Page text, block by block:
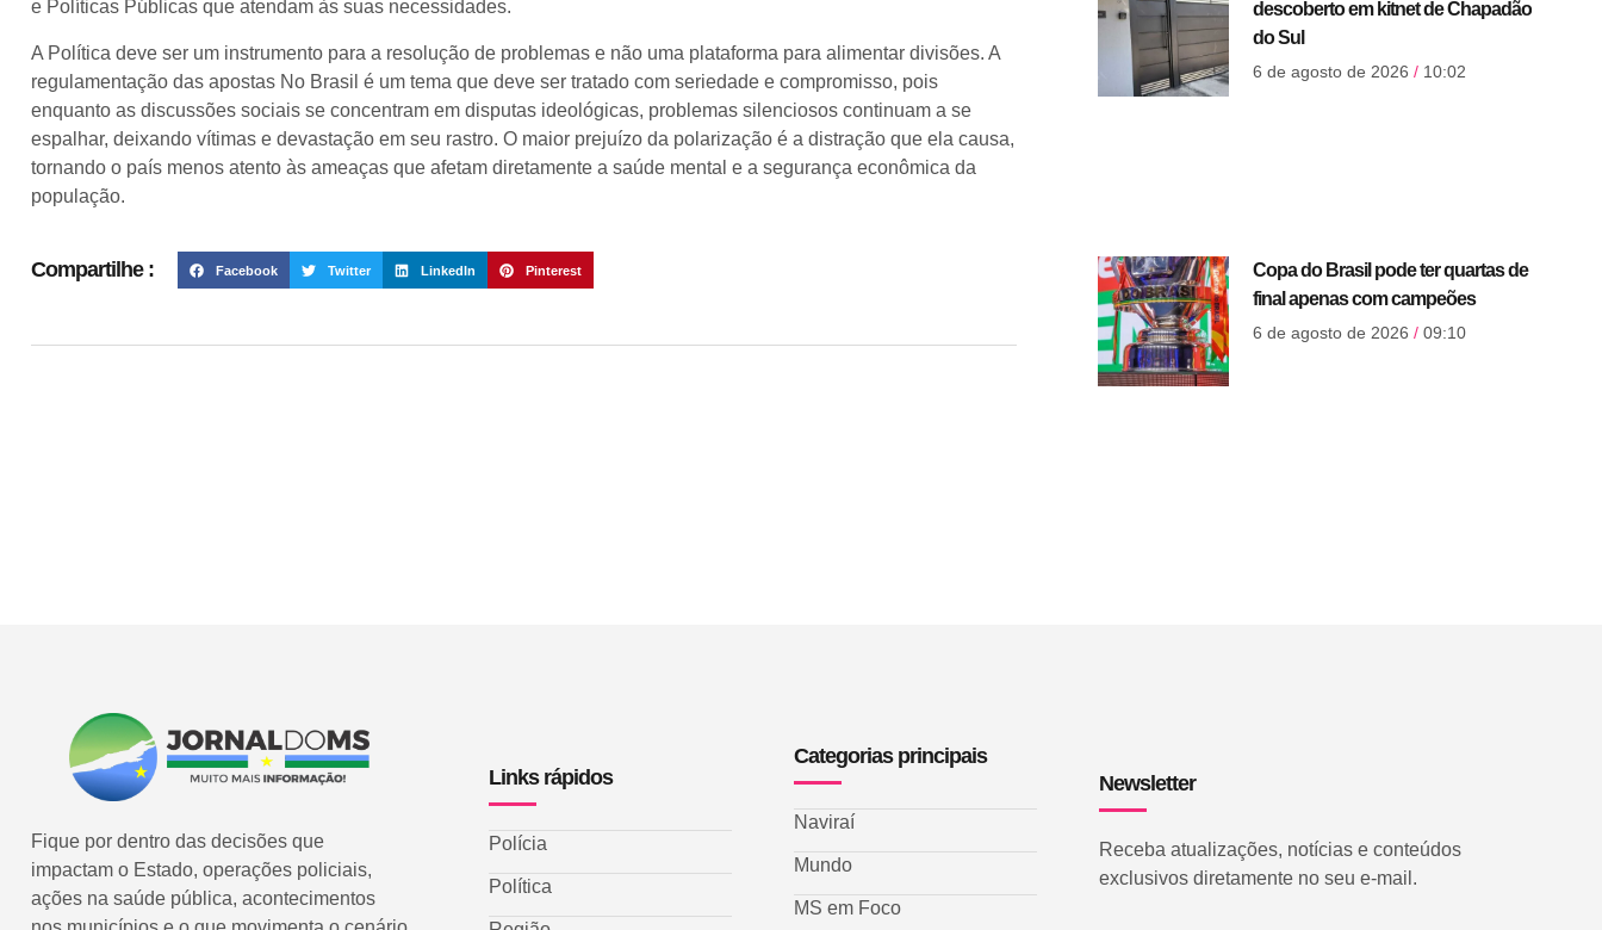
e Políticas Públicas que atendam às suas necessidades.
A Política deve ser um instrumento para a resolução de problemas e não uma plataforma para alimentar divisões. A
regulamentação das apostas No Brasil é um tema que deve ser tratado com seriedade e compromisso, pois
enquanto as discussões sociais se concentram em disputas ideológicas, problemas silenciosos continuam a se
espalhar, deixando vítimas e devastação em seu rastro. O maior prejuízo da polarização é a distração que ela causa,
tornando o país menos atento às ameaças que afetam diretamente a saúde mental e a segurança econômica da
população.
Compartilhe : Facebook Twitter LinkedIn Pinterest
descoberto em kitnet de Chapadão
do Sul
6 de agosto de 2026 10:02
Copa do Brasil pode ter quartas de
final apenas com campeões
6 de agosto de 2026 09:10
Fique por dentro das decisões que
impactam o Estado, operações policiais,
ações na saúde pública, acontecimentos
Links rápidos
Polícia
Política
Categorias principais
Naviraí
Mundo
MS em Foco
Newsletter
Receba atualizações, notícias e conteúdos
exclusivos diretamente no seu e-mail.